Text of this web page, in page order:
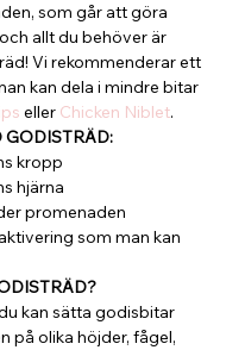
som går att göra
allt du behöver är
Vi rekommenderar ett
kan dela i mindre bitar
eller Chicken Niblet.
GODISTRÄD:
kropp
hjärna
promenaden
som man kan
kan sätta godisbitar
på olika höjder, fågel,